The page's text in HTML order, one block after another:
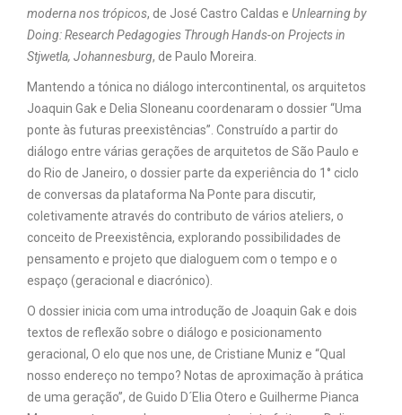
moderna nos trópicos, de José Castro Caldas e Unlearning by
Doing: Research Pedagogies Through Hands-on Projects in
Stjwetla, Johannesburg, de Paulo Moreira.
Mantendo a tónica no diálogo intercontinental, os arquitetos
Joaquin Gak e Delia Sloneanu coordenaram o dossier “Uma
ponte às futuras preexistências”. Construído a partir do
diálogo entre várias gerações de arquitetos de São Paulo e
do Rio de Janeiro, o dossier parte da experiência do 1° ciclo
de conversas da plataforma Na Ponte para discutir,
coletivamente através do contributo de vários ateliers, o
conceito de Preexistência, explorando possibilidades de
pensamento e projeto que dialoguem com o tempo e o
espaço (geracional e diacrónico).
O dossier inicia com uma introdução de Joaquin Gak e dois
textos de reflexão sobre o diálogo e posicionamento
geracional, O elo que nos une, de Cristiane Muniz e “Qual
nosso endereço no tempo? Notas de aproximação à prática
de uma geração”, de Guido D´Elia Otero e Guilherme Pianca